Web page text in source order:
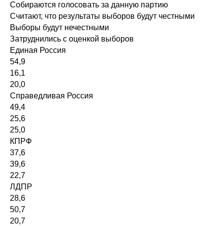
Собираются голосовать за данную партию
Считают, что результаты выборов будут честными
Выборы будут нечестными
Затруднились с оценкой выборов
Единая Россия
54,9
16,1
20,0
Справедливая Россия
49,4
25,6
25,0
КПРФ
37,6
39,6
22,7
ЛДПР
28,6
50,7
20,7